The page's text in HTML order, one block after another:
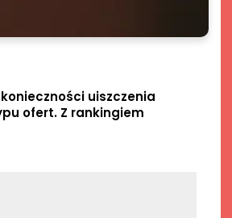
uiszczenia
ofert. Z rankingiem